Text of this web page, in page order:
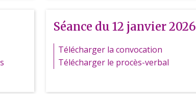
Séance du 12 janvier 2026
Télécharger la convocation
Télécharger le procès-verbal